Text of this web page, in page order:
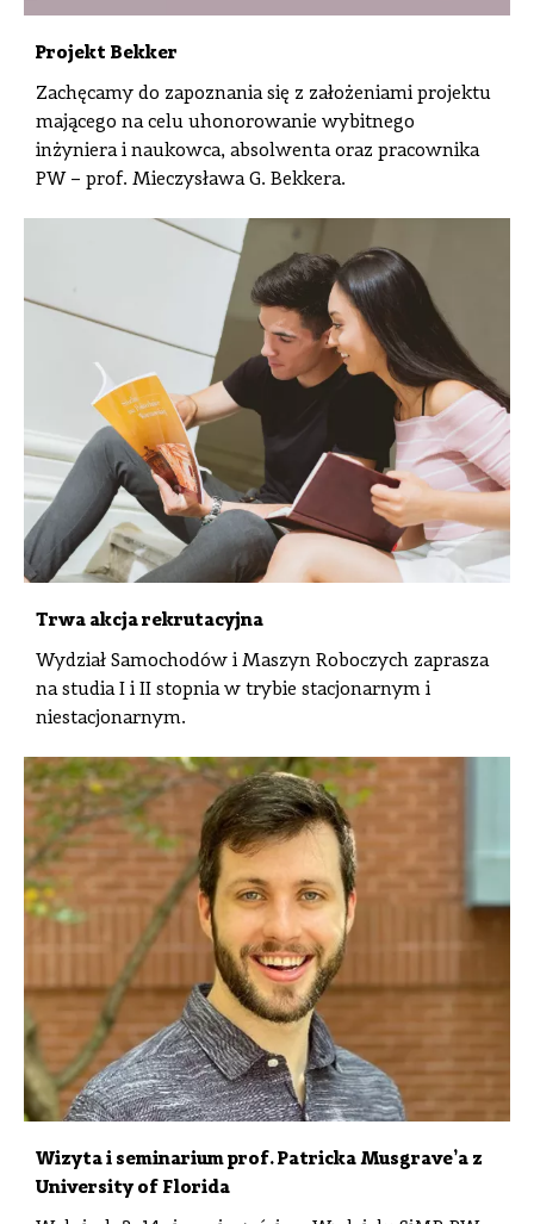
Projekt Bekker
Zachęcamy do zapoznania się z założeniami projektu
mającego na celu uhonorowanie wybitnego
inżyniera i naukowca, absolwenta oraz pracownika
PW – prof. Mieczysława G. Bekkera.
Trwa akcja rekrutacyjna
Wydział Samochodów i Maszyn Roboczych zaprasza
na studia I i II stopnia w trybie stacjonarnym i
niestacjonarnym.
Wizyta i seminarium prof. Patricka Musgrave’a z
University of Florida